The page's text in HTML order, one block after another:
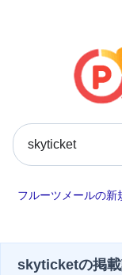
フルーツメールの新
skyticketの掲載